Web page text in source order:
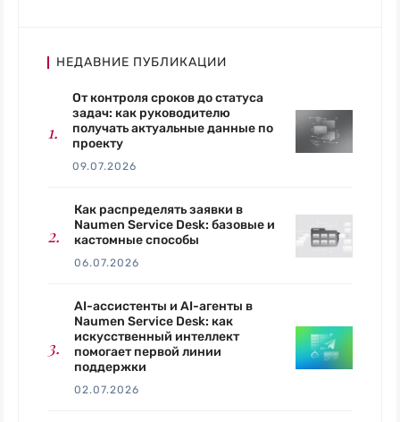
НЕДАВНИЕ ПУБЛИКАЦИИ
От контроля сроков до статуса
задач: как руководителю
получать актуальные данные по
проекту
09.07.2026
Как распределять заявки в
Naumen Service Desk: базовые и
кастомные способы
06.07.2026
AI-ассистенты и AI-агенты в
Naumen Service Desk: как
искусственный интеллект
помогает первой линии
поддержки
02.07.2026